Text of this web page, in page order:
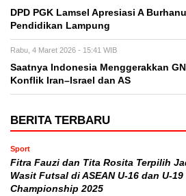
DPD PGK Lamsel Apresiasi A
Pendidikan Lampung
Rabu, 4 Maret 2026 - 15:41 WIB
Saatnya Indonesia Menggerakkan
Konflik Iran–Israel dan AS
BERITA TERBARU
Sport
Fitra Fauzi dan Tita Rosita Terpilih
Wasit Futsal di ASEAN U-16 dan U-19
Championship 2025